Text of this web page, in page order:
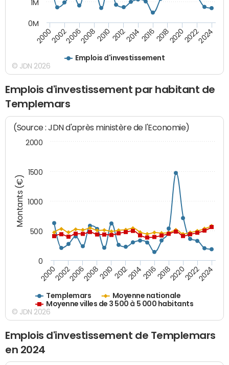
Emplois d'investissement
20002002200620082010 2012201420162018202020222024
0M
1M
© JDN 2026
Emplois d'investissement par habitant de
Templemars
Montants (€)
(Source : JDN d'après ministère de l'Economie)
Templemars
Moyenne nationale
Moyenne villes de 3 500 à 5 000 habitants
200020022006200820102012201420162018202020222024
0
500
1000
1500
2000
© JDN 2026
Emplois d'investissement de Templemars
en 2024